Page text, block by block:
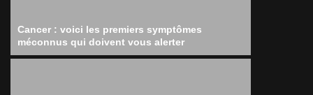
Cancer : voici les premiers symptômes
méconnus qui doivent vous alerter